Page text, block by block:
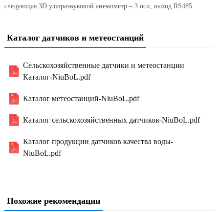
следующая:3D ультразвуковой анемометр – 3 оси, выход RS485
Каталог датчиков и метеостанций
Сельскохозяйственные датчики и метеостанции
Каталог-NiuBoL.pdf
Каталог метеостанций-NiuBoL.pdf
Каталог сельскохозяйственных датчиков-NiuBoL.pdf
Каталог продукции датчиков качества воды-
NiuBoL.pdf
Похожие рекомендации